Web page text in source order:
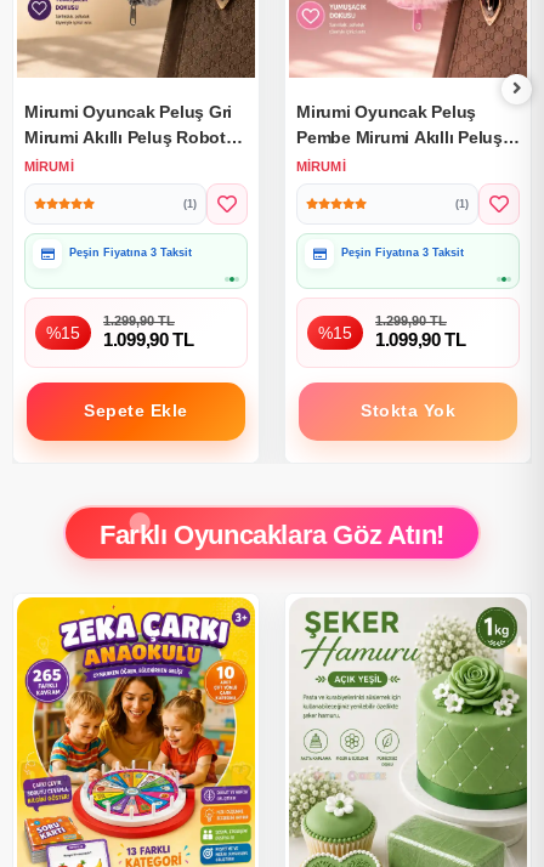
Mirumi Oyuncak Peluş Gri
Mirumi Akıllı Peluş Robot
Oyuncak Müzikli Hareketli
Kafa Etkileşimli Sevimli
MIRUMI
(1)
Hediye Paketine Uygun
%15
1.299,90 TL
1.099,90 TL
Sepete Ekle
Mirumi Oyuncak Peluş
Pembe Mirumi Akıllı Peluş
Robot Oyuncak Müzikli
Hareketli Kafa Etkileşimli
Sevimli
MIRUMI
(1)
Hediye Paketine Uygun
%15
1.299,90 TL
1.099,90 TL
Stokta Yok
Farklı Oyuncaklara Göz Atın!